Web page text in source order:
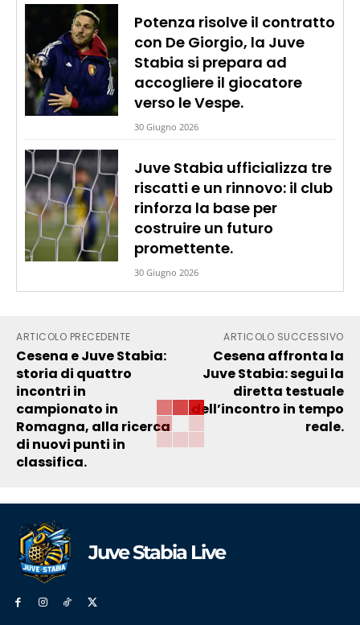
Potenza risolve il contratto
con De Giorgio, la Juve
Stabia si prepara ad
accogliere il giocatore
verso le Vespe.
30 Giugno 2026
Juve Stabia ufficializza tre
riscatti e un rinnovo: il club
rinforza la base per
costruire un futuro
promettente.
30 Giugno 2026
ARTICOLO PRECEDENTE
Cesena e Juve Stabia:
storia di quattro
incontri in
campionato in
Romagna, alla ricerca
di nuovi punti in
classifica.
ARTICOLO SUCCESSIVO
Cesena affronta la
Juve Stabia: segui la
diretta testuale
dell’incontro in tempo
reale.
Juve Stabia Live